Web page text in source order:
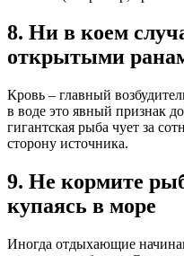
8. Ни в коем
открытыми
Кровь – главный
в воде это явный признак
гигантская рыба чует за
сторону источника.
9. Не кормите
купаясь в море
Иногда отдыхающие